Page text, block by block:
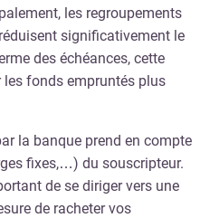
les regroupements
significativement le
des échéances, cette
les fonds empruntés plus
la banque prend en compte
fixes,…) du souscripteur.
de se diriger vers une
de racheter vos